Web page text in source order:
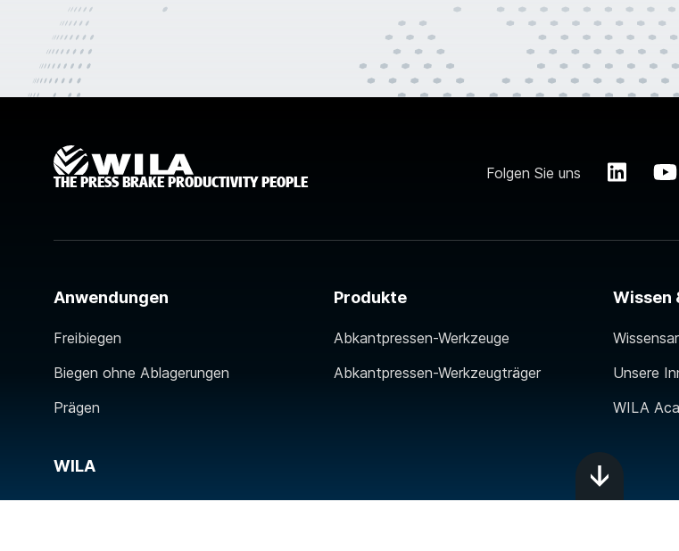
THE PRESS BRAKE PRODUCTIVITY PEOPLE
Folgen Sie uns
Anwendungen
Freibiegen
Biegen ohne Ablagerungen
Prägen
Produkte
Abkantpressen-Werkzeuge
Abkantpressen-Werkzeugträger
Wissen
Unsere
WILA
WILA
Contact